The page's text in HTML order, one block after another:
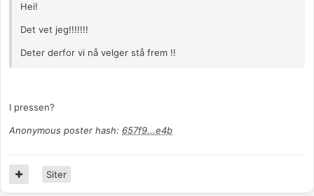
Hei!
Det vet jeg!!!!!!!
Deter derfor vi nå velger stå frem !!
I pressen?
Anonymous poster hash: 657f9...e4b
Siter